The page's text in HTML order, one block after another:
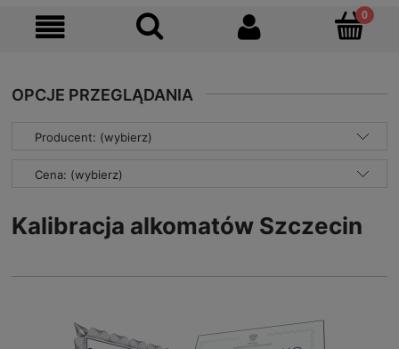
OPCJE PRZEGLĄDANIA
Producent: (wybierz)
Cena: (wybierz)
Kalibracja alkomatów Szczecin